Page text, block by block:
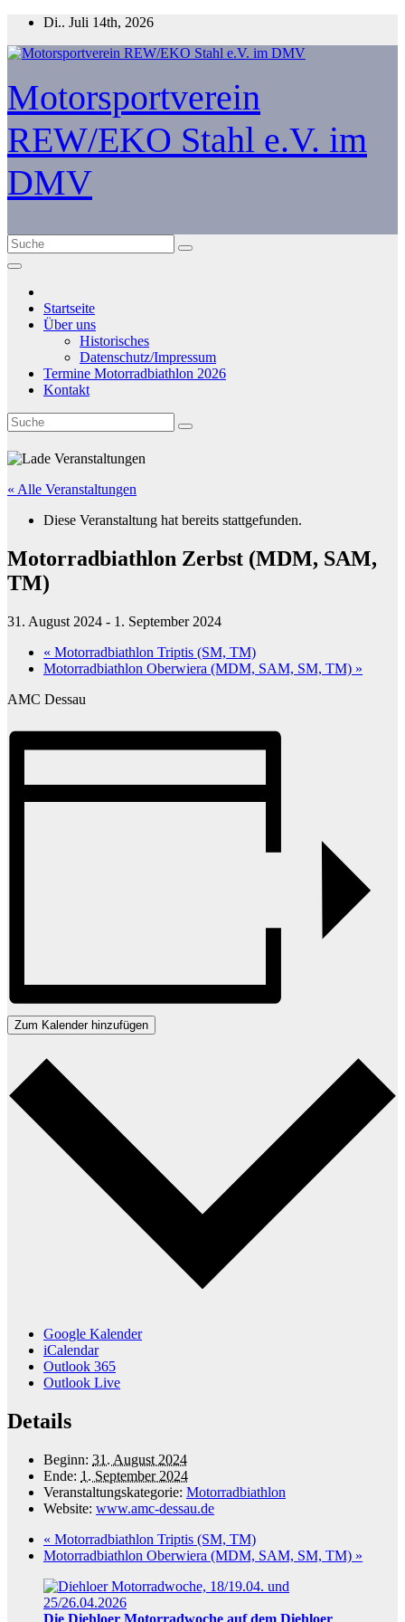
Zum
springen
Di.. Juli 14th, 2026
Motorsportverein
REW/EKO Stahl e.V. im
DMV
Startseite
Über uns
Historisches
Datenschutz/Impressum
Termine Motorradbiathlon 2026
Kontakt
« Alle Veranstaltungen
Diese Veranstaltung hat bereits stattgefunden.
Motorradbiathlon Zerbst (MDM, SAM,
TM)
31. August 2024 - 1. September 2024
« Motorradbiathlon Triptis (SM, TM)
Motorradbiathlon Oberwiera (MDM, SAM, SM, TM) »
AMC Dessau
Zum Kalender hinzufügen
Google Kalender
iCalendar
Outlook 365
Outlook Live
Details
Beginn: 31. August 2024
Ende: 1. September 2024
Veranstaltungskategorie: Motorradbiathlon
Website: www.amc-dessau.de
« Motorradbiathlon Triptis (SM, TM)
Motorradbiathlon Oberwiera (MDM, SAM, SM, TM) »
Die Diehloer Motorradwoche auf dem Diehloer